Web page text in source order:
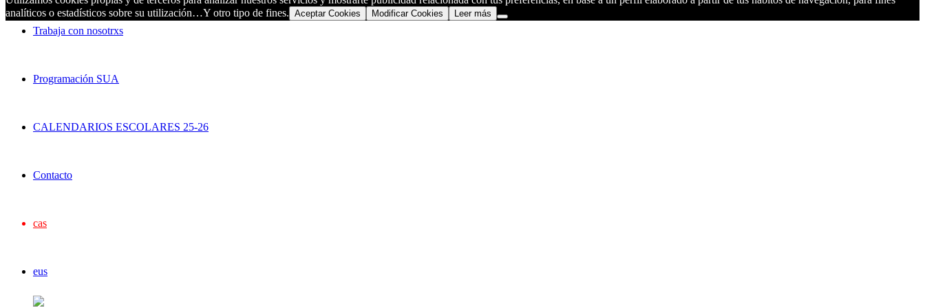
Trabaja con nosotrxs
Programación SUA
CALENDARIOS ESCOLARES 25-26
Contacto
cas
eus
analíticos o estadísticos sobre su utilización…Y otro tipo de fines. Aceptar Cookies Modificar Cookies Leer más